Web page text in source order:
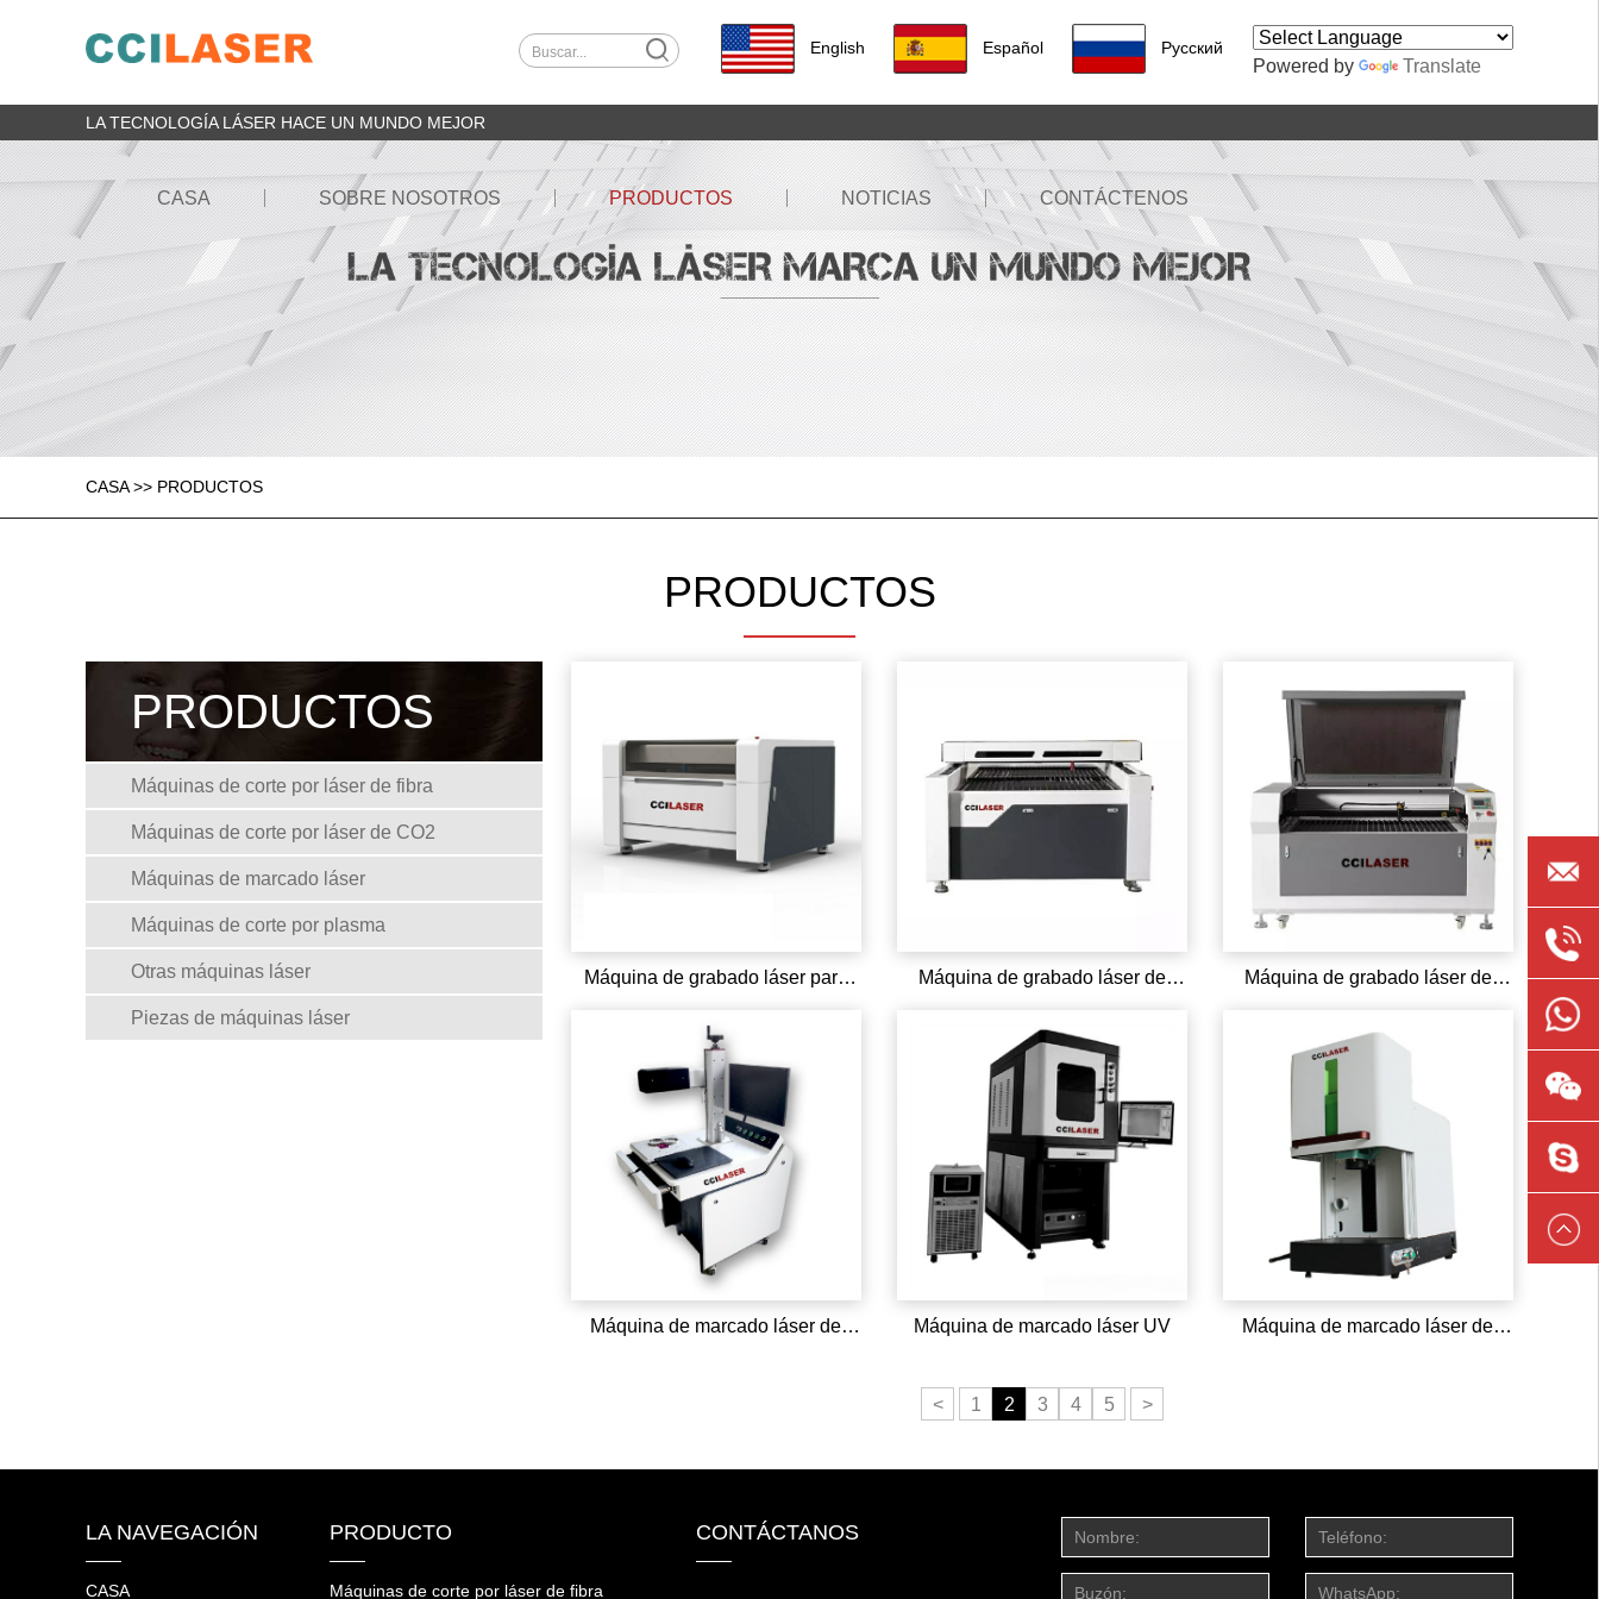
Powered by Translate
English Español Pусский
LA TECNOLOGÍA LÁSER HACE UN MUNDO MEJOR
CASA SOBRE NOSOTROS PRODUCTOS NOTICIAS CONTÁCTENOS
CASA>> PRODUCTOS
PRODUCTOS
PRODUCTOS
Máquinas de corte por láser de fibra
Máquinas de corte por láser de CO2
Máquinas de marcado láser
Máquinas de corte por plasma
Otras máquinas láser
Piezas de máquinas láser
Máquina de grabado láser para
Máquina de grabado láser de
Máquina de grabado láser de
Máquina de marcado láser de
Máquina de marcado láser UV​
Máquina de marcado láser de
< 1 2 3 4 5 >
LA NAVEGACIÓN
CASA
PRODUCTO
Máquinas de corte por láser de fibra
CONTÁCTANOS
0086
ccilaser